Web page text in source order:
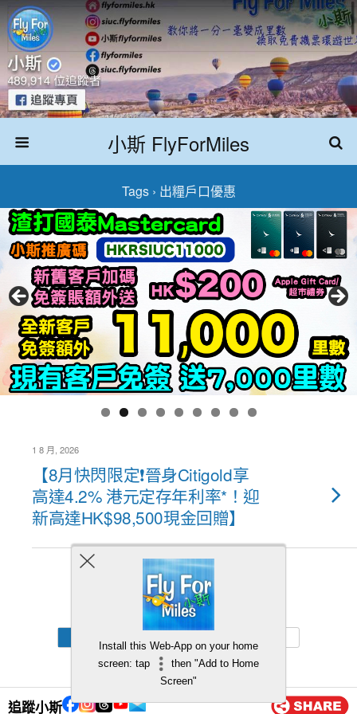
追蹤小斯
小斯 FlyForMiles
Tags › 出糧戶口優惠
1 8 月, 2026
【8月快閃限定❗晉身Citigold享
高達4.2% 港元定存年利率*！迎
新高達HK$98,500現金回贈】
Back to top
Install this Web-App on your home
screen: tap
then "Add to Home
Screen"